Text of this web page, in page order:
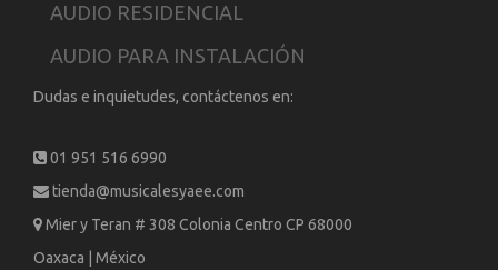
AUDIO RESIDENCIAL
AUDIO PARA INSTALACIÓN
Dudas e inquietudes, contáctenos en:
01 951 516 6990
tienda@musicalesyaee.com
Mier y Teran # 308 Colonia Centro CP 68000
Oaxaca | México